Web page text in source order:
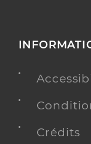
Crédits